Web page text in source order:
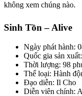
không xem chúng nào.
Sinh Tồn – Alive
Ngày phát hành:
Quốc gia sản
Thời lượng: 98
Thể loại: Hành
Đạo diễn: Il Cho
Diễn viên chính: